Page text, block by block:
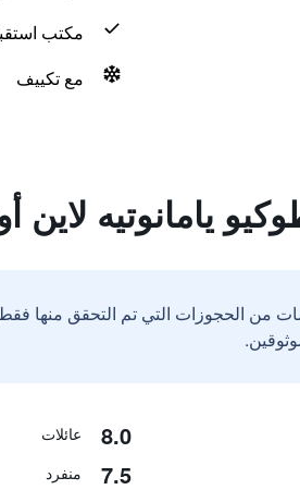
مكتب
مع تكييف
يامانوتيه لاين
من الحجوزات التي تم التحقق منها
8.0 عائلات
7.5 منفرد